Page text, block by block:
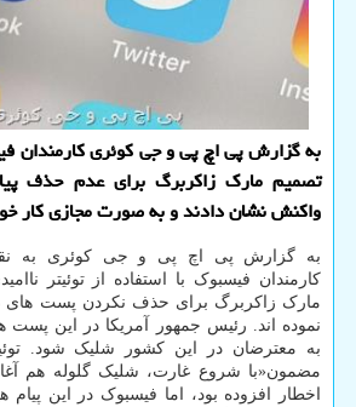
به گزارش پی اچ پی و جی كوئری كارمندان
تصمیم مارك زاكربرگ برای عدم حذف
واكنش نشان دادند و به صورت مجازی كار
به گزارش پی اچ پی و جی کوئری به
کارمندان فیسبوک با استفاده از توئیتر
مارک زاکربرگ برای حذف نکردن پست های
نموده اند. رئیس جمهور آمریکا در این پست
به معترضان در این کشور شلیک شود.
مضمون«با شروع غارت، شلیک گلوله هم
اخطار افزوده بود، اما فیسبوک در این پیام